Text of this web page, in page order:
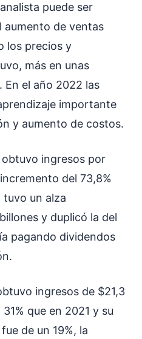
puede ser
aumento de ventas
los precios y
más en unas
En el año 2022 las
importante
y aumento de costos.
ingresos por
del 73,8%
tuvo un alza
y duplicó la del
pagando dividendos
ingresos de $21,3
que en 2021 y su
de un 19%, la